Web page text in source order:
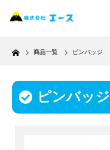
Home 商品一覧 ピンバッジ
ピンバッジ